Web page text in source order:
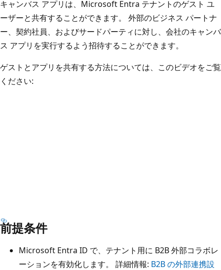
キャンバス アプリは、Microsoft Entra テナントのゲスト ユ
ーザーと共有することができます。 外部のビジネス パートナ
ー、契約社員、およびサードパーティに対し、会社のキャンバ
ス アプリを実行するよう招待することができます。
ゲストとアプリを共有する方法については、このビデオをご覧
ください:
前提条件
Microsoft Entra ID で、テナント用に B2B 外部コラボレ
ーションを有効化します。 詳細情報: B2B の外部連携設